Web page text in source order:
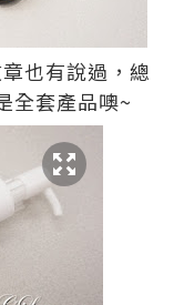
也有說過，總
全套產品噢~